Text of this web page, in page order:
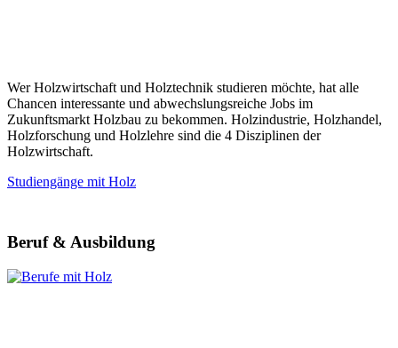
Wer Holzwirtschaft und Holztechnik studieren möchte, hat alle
Chancen interessante und abwechslungsreiche Jobs im
Zukunftsmarkt Holzbau zu bekommen. Holzindustrie, Holzhandel,
Holzforschung und Holzlehre sind die 4 Disziplinen der
Holzwirtschaft.
Studiengänge mit Holz
Beruf & Ausbildung